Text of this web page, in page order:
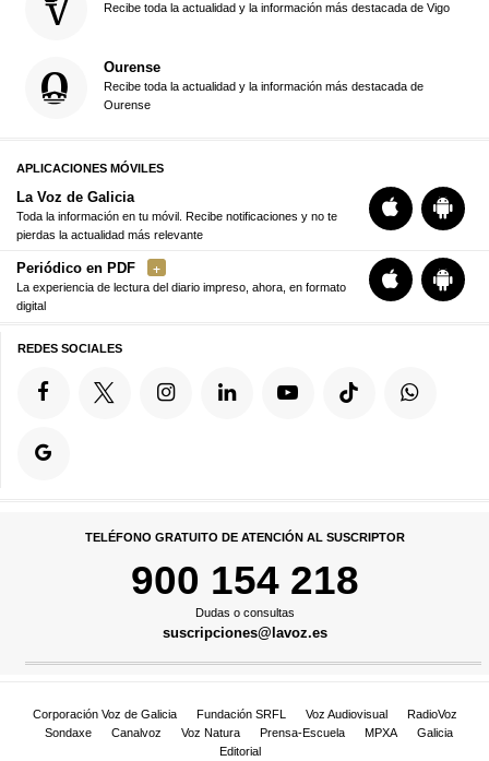
Recibe toda la actualidad y la información más destacada de Vigo
Ourense
Recibe toda la actualidad y la información más destacada de
Ourense
APLICACIONES MÓVILES
La Voz de Galicia
Toda la información en tu móvil. Recibe notificaciones y no te
pierdas la actualidad más relevante
Periódico en PDF
La experiencia de lectura del diario impreso, ahora, en formato
digital
REDES SOCIALES
TELÉFONO GRATUITO DE ATENCIÓN AL SUSCRIPTOR
900 154 218
Dudas o consultas
suscripciones@lavoz.es
Corporación Voz de Galicia Fundación SRFL Voz Audiovisual
RadioVoz
Sondaxe
Canalvoz Voz Natura Prensa-Escuela MPXA
Galicia
Editorial